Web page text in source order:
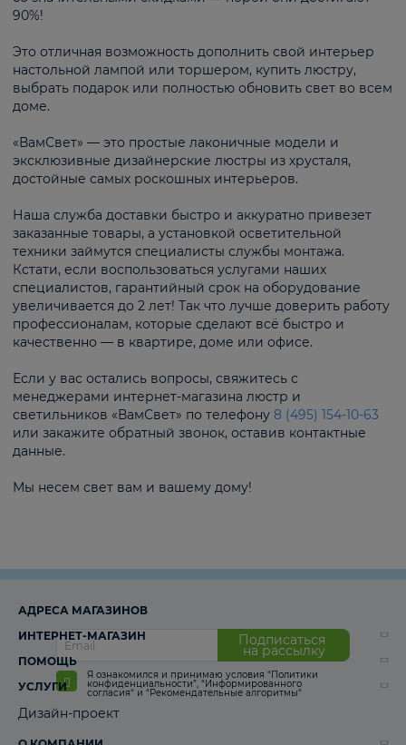
90%!
Это отличная возможность дополнить свой интерьер
настольной лампой или торшером, купить люстру,
выбрать подарок или полностью обновить свет во всем
доме.
«ВамСвет» — это простые лаконичные модели и
эксклюзивные дизайнерские люстры из хрусталя,
достойные самых роскошных интерьеров.
Наша служба доставки быстро и аккуратно привезет
заказанные товары, а установкой осветительной
техники займутся специалисты службы монтажа.
Кстати, если воспользоваться услугами наших
специалистов, гарантийный срок на оборудование
увеличивается до 2 лет! Так что лучше доверить работу
профессионалам, которые сделают всё быстро и
качественно — в квартире, доме или офисе.
Если у вас остались вопросы, свяжитесь с
менеджерами интернет-магазина люстр и
светильников «ВамСвет» по телефону 8 (495) 154-10-63
или закажите обратный звонок, оставив контактные
данные.
Мы несем свет вам и вашему дому!
Подписаться
на рассылку
Я ознакомился и принимаю условия “Политики
конфиденциальности”, “Информированного
согласия“ и “Рекомендательные алгоритмы“
АДРЕСА МАГАЗИНОВ
ИНТЕРНЕТ-МАГАЗИН
ПОМОЩЬ
УСЛУГИ
Дизайн-проект